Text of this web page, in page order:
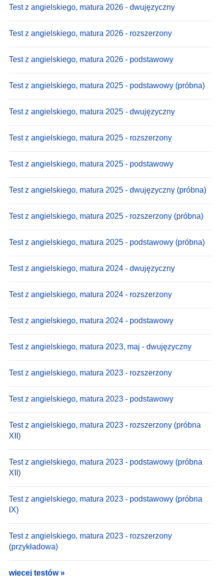
Test z angielskiego, matura 2026 - dwujęzyczny
Test z angielskiego, matura 2026 - rozszerzony
Test z angielskiego, matura 2026 - podstawowy
Test z angielskiego, matura 2025 - podstawowy (próbna)
Test z angielskiego, matura 2025 - dwujęzyczny
Test z angielskiego, matura 2025 - rozszerzony
Test z angielskiego, matura 2025 - podstawowy
Test z angielskiego, matura 2025 - dwujęzyczny (próbna)
Test z angielskiego, matura 2025 - rozszerzony (próbna)
Test z angielskiego, matura 2025 - podstawowy (próbna)
Test z angielskiego, matura 2024 - dwujęzyczny
Test z angielskiego, matura 2024 - rozszerzony
Test z angielskiego, matura 2024 - podstawowy
Test z angielskiego, matura 2023, maj - dwujęzyczny
Test z angielskiego, matura 2023 - rozszerzony
Test z angielskiego, matura 2023 - podstawowy
Test z angielskiego, matura 2023 - rozszerzony (próbna
XII)
Test z angielskiego, matura 2023 - podstawowy (próbna
XII)
Test z angielskiego, matura 2023 - podstawowy (próbna
IX)
Test z angielskiego, matura 2023 - rozszerzony
(przykładowa)
więcej testów »